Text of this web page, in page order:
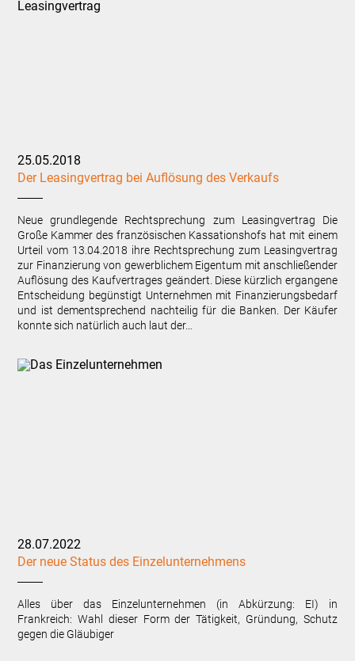
25.05.2018
Der Leasingvertrag bei Auflösung des Verkaufs
Neue grundlegende Rechtsprechung zum Leasingvertrag Die
Große Kammer des französischen Kassationshofs hat mit einem
Urteil vom 13.04.2018 ihre Rechtsprechung zum Leasingvertrag
zur Finanzierung von gewerblichem Eigentum mit anschließender
Auflösung des Kaufvertrages geändert. Diese kürzlich ergangene
Entscheidung begünstigt Unternehmen mit Finanzierungsbedarf
und ist dementsprechend nachteilig für die Banken. Der Käufer
konnte sich natürlich auch laut der…
28.07.2022
Der neue Status des Einzelunternehmens
Alles über das Einzelunternehmen (in Abkürzung: EI) in
Frankreich: Wahl dieser Form der Tätigkeit, Gründung, Schutz
gegen die Gläubiger